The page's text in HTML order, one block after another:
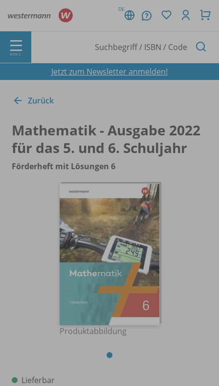
DE
MENÜ
Jetzt zum Newsletter anmelden!
Zurück
Mathematik - Ausgabe 2022
für das 5. und 6. Schuljahr
Förderheft mit Lösungen 6
Produktabbildung
Lieferbar